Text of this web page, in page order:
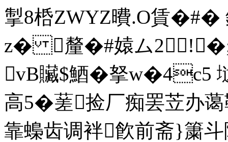
掣8桰ZWYZ曊.O賃�#�
z� 釐�#媴ム
vB贜$鯂�拏w�4c5
高5�蒫捡厂痴罢苙办
靠蟂齿调袢飮前斋}簘